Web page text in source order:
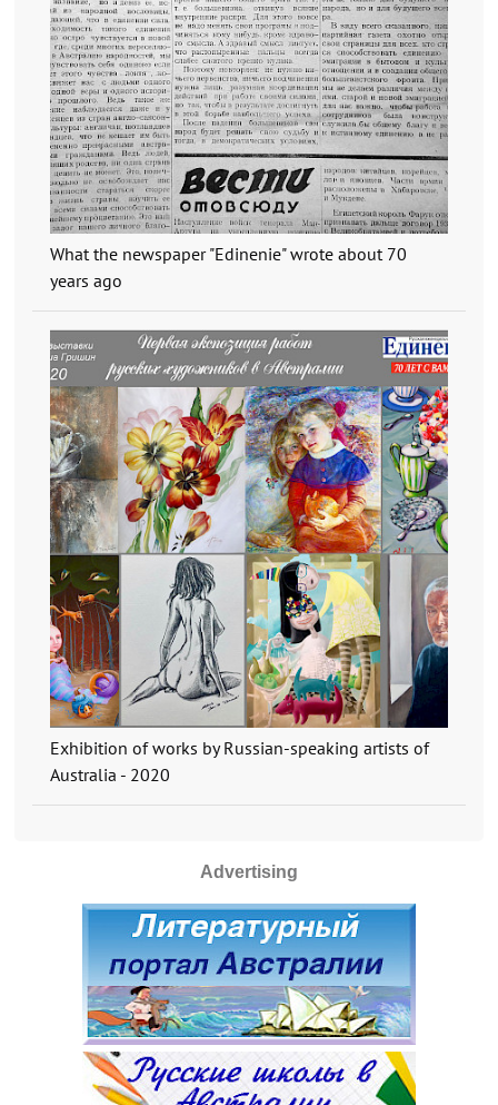
What the newspaper "Edinenie" wrote about 70
years ago
Exhibition of works by Russian-speaking artists of
Australia - 2020
Advertising